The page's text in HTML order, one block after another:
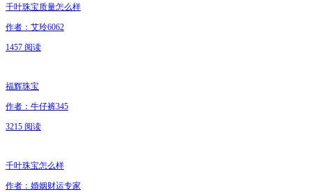
千叶珠宝质量怎么样
作者：艾玲6062
1457 阅读
福辉珠宝
作者：牛仔裤345
3215 阅读
千叶珠宝怎么样
作者：婚姻财运专家